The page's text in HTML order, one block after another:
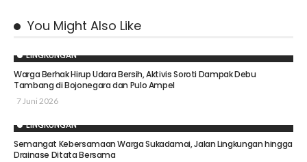
You Might Also Like
LINGKUNGAN
Warga Berhak Hirup Udara Bersih, Aktivis Soroti Dampak Debu
Tambang di Bojonegara dan Pulo Ampel
7 Juni 2026
LINGKUNGAN
Semangat Kebersamaan Warga Sukadamai, Jalan Lingkungan hingga
Drainase Ditata Bersama